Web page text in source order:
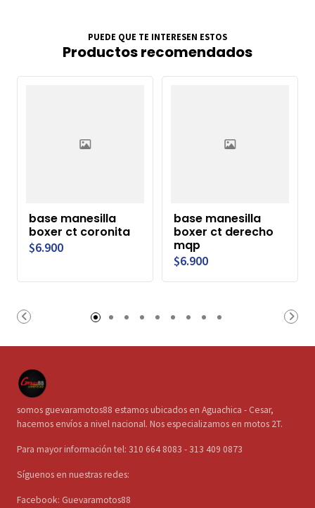
PUEDE QUE TE INTERESEN ESTOS
Productos recomendados
base manesilla
boxer ct coronita
$6.900
base manesilla
boxer ct derecho
mqp
$6.900
somos guevaramotos88 estamos ubicados en Aguachica - Cesar,
hacemos envíos a nivel nacional. Nos especializamos en motos 2T.
Para mayor información tel: 310 664 8083 - 313 409 0873
Síguenos en nuestras redes:
Facebook: Guevaramotos88